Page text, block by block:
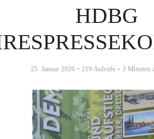
HDBG
25. Januar 2026 219 Aufrufe 3 Minuten